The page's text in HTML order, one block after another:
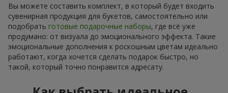
Вы можете составить комплект, в который будет входить
сувенирная продукция для букетов, самостоятельно или
подобрать готовые подарочные наборы, где всё уже
продумано: от визуала до эмоционального эффекта. Такие
эмоциональные дополнения к роскошным цветам идеально
работают, когда хочется сделать подарок быстро, но
такой, который точно понравится адресату.